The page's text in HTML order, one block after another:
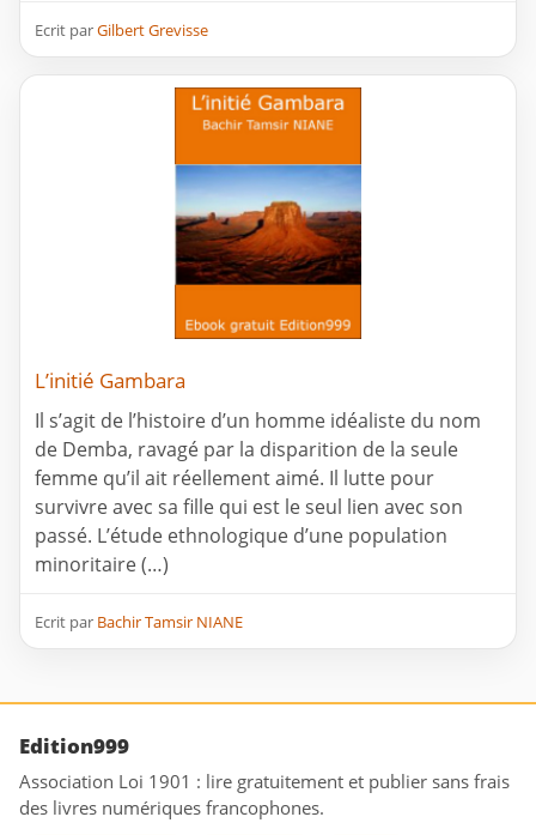
Ecrit parGilbert Grevisse
L’initié Gambara
Il s’agit de l’histoire d’un homme idéaliste du nom
de Demba, ravagé par la disparition de la seule
femme qu’il ait réellement aimé. Il lutte pour
survivre avec sa fille qui est le seul lien avec son
passé. L’étude ethnologique d’une population
minoritaire (…)
Ecrit par Bachir Tamsir NIANE
Edition999
Association Loi 1901 : lire gratuitement et publier sans frais
des livres numériques francophones.